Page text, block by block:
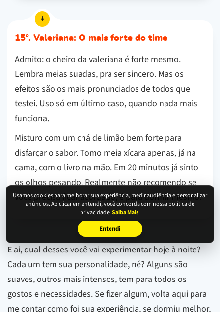
Usamos cookies para melhorar sua experiência, medir audiência e personalizar
anúncios. Ao clicar em entendi, você concorda com nossa política de
privacidade.Saiba Mais.
Entendi
15º. Valeriana: O mais forte do time
Admito: o cheiro da valeriana é forte mesmo.
Lembra meias suadas, pra ser sincero. Mas os
efeitos são os mais pronunciados de todos que
testei. Uso só em último caso, quando nada mais
funciona.
Misturo com um chá de limão bem forte para
disfarçar o sabor. Tomo meia xícara apenas, já na
cama, com o livro na mão. Em 20 minutos já sinto
os olhos pesando. Realmente não recomendo se
você precisa ficar acordado, é para dormir mesmo.
E ai, qual desses você vai experimentar hoje à noite?
Cada um tem sua personalidade, né? Alguns são
suaves, outros mais intensos, tem para todos os
gostos e necessidades. Se fizer algum, volta aqui para
me contar como foi sua experiência, se dormiu melhor,